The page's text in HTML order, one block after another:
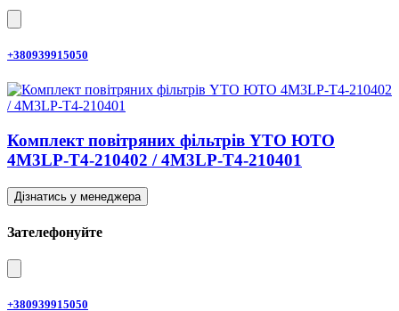
+380939915050
Комплект повітряних фільтрів YTO ЮТО
4M3LP-T4-210402 / 4M3LP-T4-210401
Дізнатись у менеджера
Зателефонуйте
+380939915050